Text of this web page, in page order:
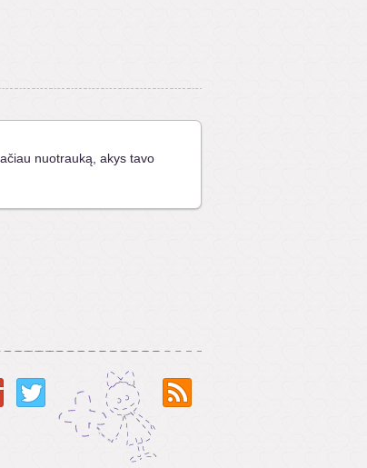
nuotrauką, akys tavo